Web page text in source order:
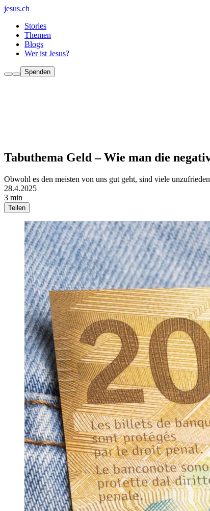
jesus.ch
Stories
Themen
Blogs
Wer ist Jesus?
Spenden
Tabuthema Geld – Wie man die
Obwohl es den meisten von uns gut geht, sind viele
28.4.2025
3 min
Teilen